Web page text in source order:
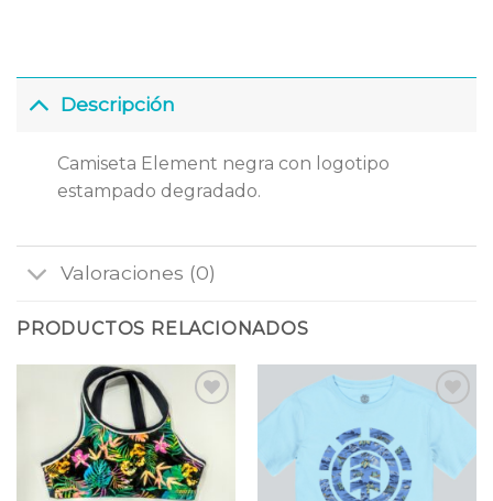
Descripción
Camiseta Element negra con logotipo
estampado degradado.
Valoraciones (0)
PRODUCTOS RELACIONADOS
lista
de
deseos
Añadir
lista
de
deseos